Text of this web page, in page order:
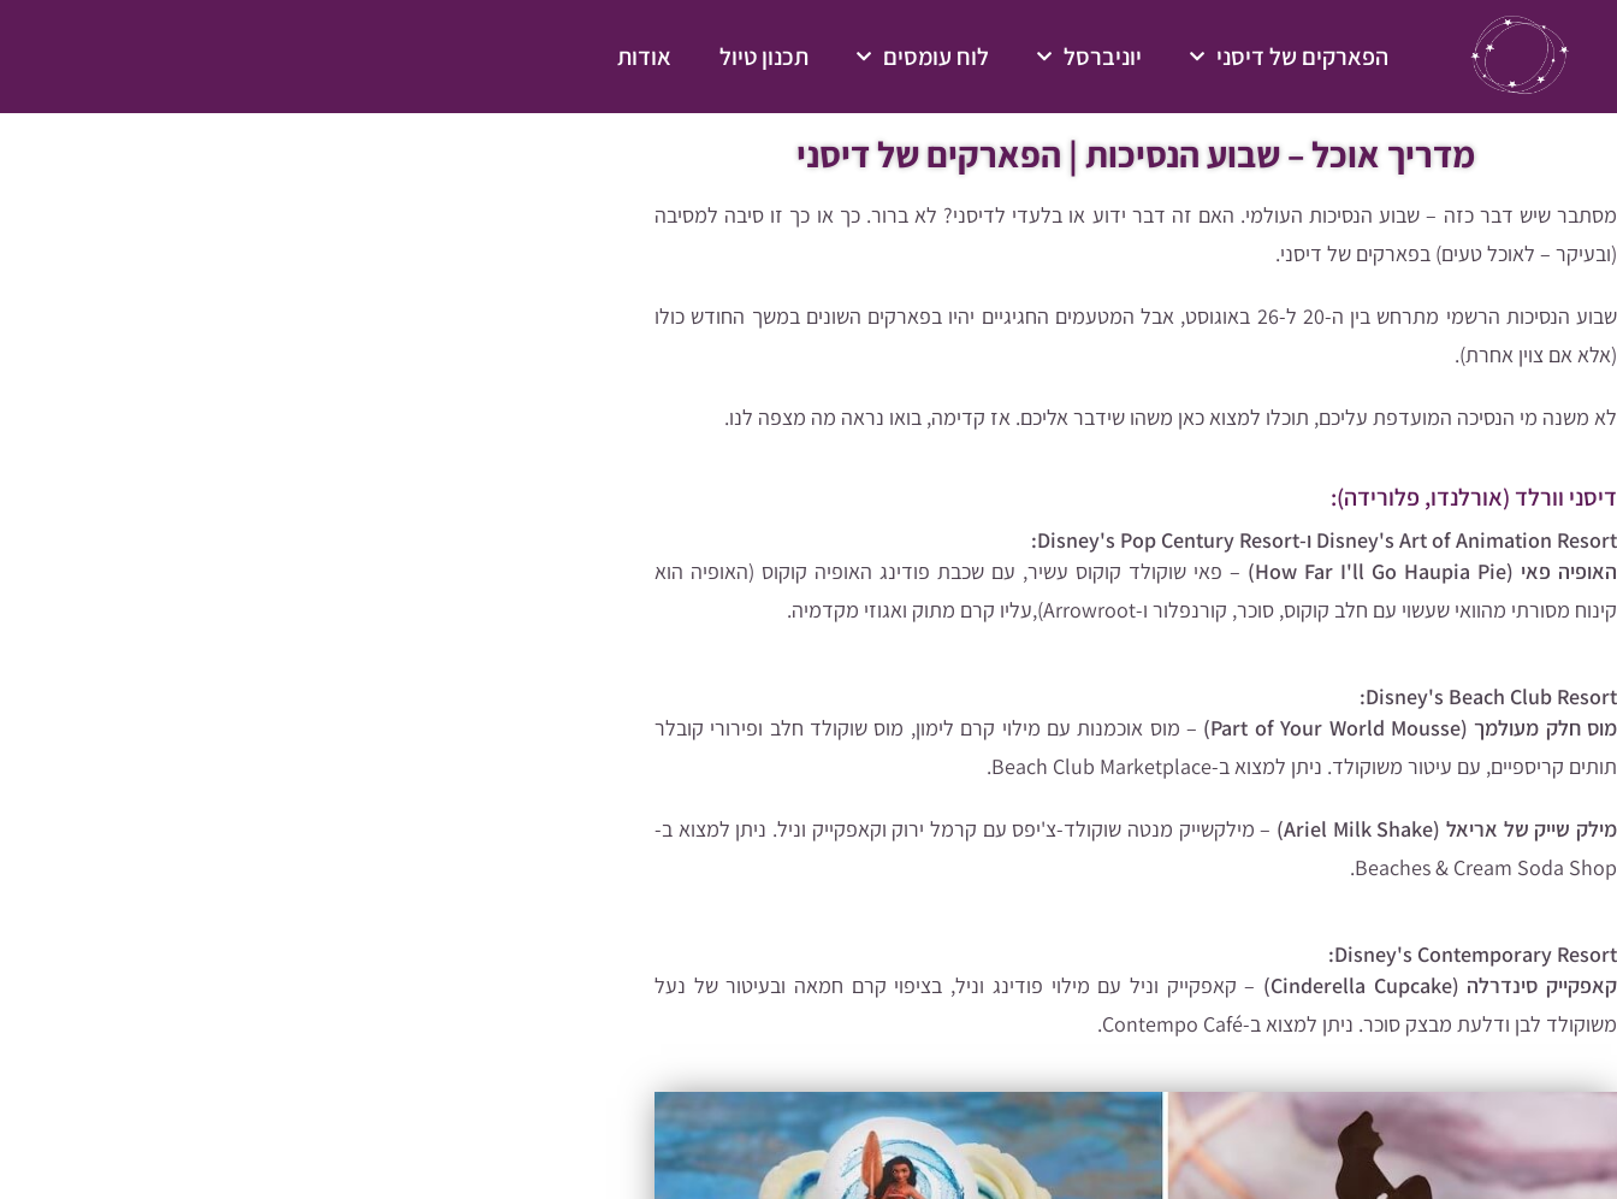
הפארקים של דיסני יוניברסל לוח עומסים תכנון טיול אודות
מדריך אוכל – שבוע הנסיכות | הפארקים של דיסני
מסתבר שיש דבר כזה – שבוע הנסיכות העולמי. האם זה דבר ידוע או בלעדי לדיסני? לא ברור. כך או כך זו סיבה למסיבה
(ובעיקר – לאוכל טעים) בפארקים של דיסני.
שבוע הנסיכות הרשמי מתרחש בין ה-20 ל-26 באוגוסט, אבל המטעמים החגיגיים יהיו בפארקים השונים במשך החודש כולו
(אלא אם צוין אחרת).
לא משנה מי הנסיכה המועדפת עליכם, תוכלו למצוא כאן משהו שידבר אליכם. אז קדימה, בואו נראה מה מצפה לנו.
דיסני וורלד (אורלנדו, פלורידה):
Disney's Art of Animation Resort ו-Disney's Pop Century Resort:
האופיה פאי (How Far I'll Go Haupia Pie)
– פאי שוקולד קוקוס עשיר, עם שכבת פודינג האופיה קוקוס (האופיה הוא
קינוח מסורתי מהוואי שעשוי עם חלב קוקוס, סוכר, קורנפלור ו-Arrowroot),עליו קרם מתוק ואגוזי מקדמיה.
Disney's Beach Club Resort:
מוס חלק מעולמך (Part of Your World Mousse)
– מוס אוכמנות עם מילוי קרם לימון, מוס שוקולד חלב ופירורי קובלר
תותים קריספיים, עם עיטור משוקולד. ניתן למצוא ב-Beach Club Marketplace.
מילק שייק של אריאל (Ariel Milk Shake)
– מילקשייק מנטה שוקולד-צ'יפס עם קרמל ירוק וקאפקייק וניל. ניתן למצוא ב-
Beaches & Cream Soda Shop.
Disney's Contemporary Resort:
קאפקייק סינדרלה (Cinderella Cupcake)
– קאפקייק וניל עם מילוי פודינג וניל, בציפוי קרם חמאה ובעיטור של נעל
משוקולד לבן ודלעת מבצק סוכר. ניתן למצוא ב-Contempo Café.